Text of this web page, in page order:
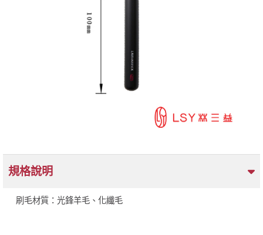
規格說明
刷毛材質：光鋒羊毛、化纖毛